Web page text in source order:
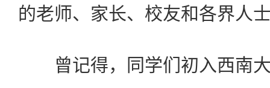
的老师、家长、校友和各界人
曾记得，同学们初入西南大